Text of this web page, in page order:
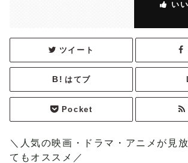
い
ツイート
はてブ
Pocket
＼人気の映画・ドラマ・アニメが見
てもオススメ／